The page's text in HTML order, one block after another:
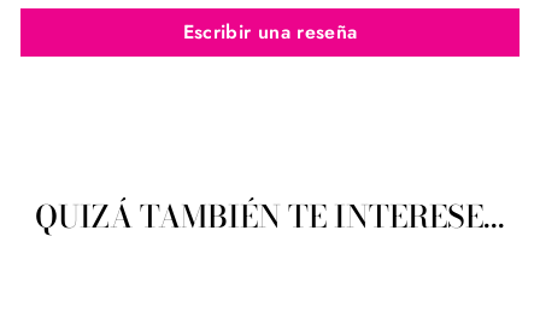
Escribir una reseña
QUIZÁ TAMBIÉN TE INTERESE...